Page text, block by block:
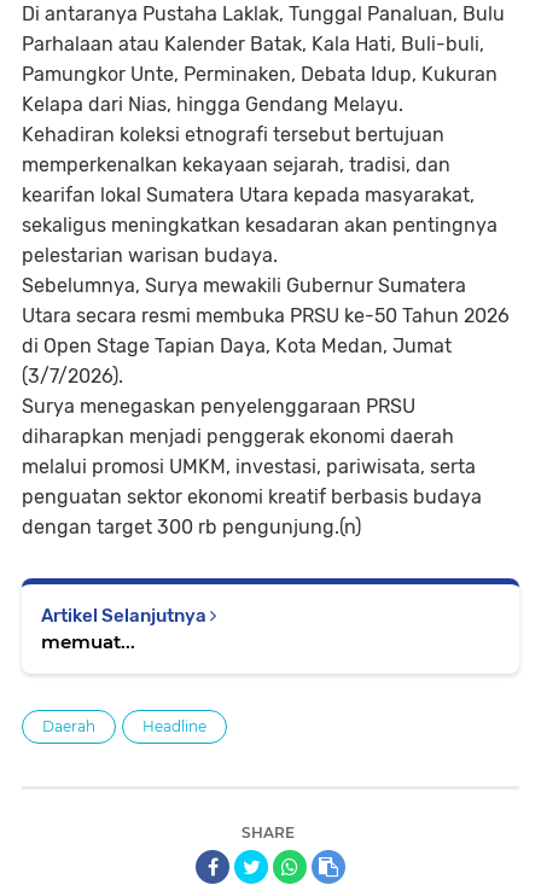
‎Di antaranya Pustaha Laklak, Tunggal Panaluan, Bulu
Parhalaan atau Kalender Batak, Kala Hati, Buli-buli,
Pamungkor Unte, Perminaken, Debata Idup, Kukuran
Kelapa dari Nias, hingga Gendang Melayu.
‎Kehadiran koleksi etnografi tersebut bertujuan
memperkenalkan kekayaan sejarah, tradisi, dan
kearifan lokal Sumatera Utara kepada masyarakat,
sekaligus meningkatkan kesadaran akan pentingnya
pelestarian warisan budaya.
‎Sebelumnya, Surya mewakili Gubernur Sumatera
Utara secara resmi membuka PRSU ke-50 Tahun 2026
di Open Stage Tapian Daya, Kota Medan, Jumat
(3/7/2026).
‎Surya menegaskan penyelenggaraan PRSU
diharapkan menjadi penggerak ekonomi daerah
melalui promosi UMKM, investasi, pariwisata, serta
penguatan sektor ekonomi kreatif berbasis budaya
dengan target 300 rb pengunjung.(n)
Artikel Selanjutnya
memuat...
Daerah Headline
SHARE